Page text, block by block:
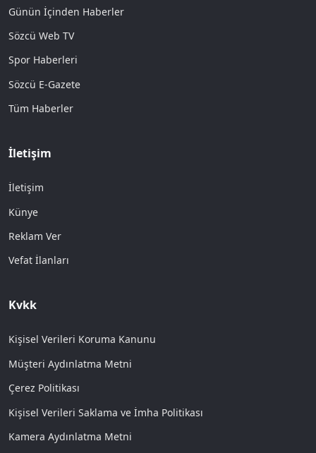
Günün İçinden Haberler
Sözcü Web TV
Spor Haberleri
Sözcü E-Gazete
Tüm Haberler
İletişim
İletişim
Künye
Reklam Ver
Vefat İlanları
Kvkk
Kişisel Verileri Koruma Kanunu
Müşteri Aydınlatma Metni
Çerez Politikası
Kişisel Verileri Saklama ve İmha Politikası
Kamera Aydınlatma Metni